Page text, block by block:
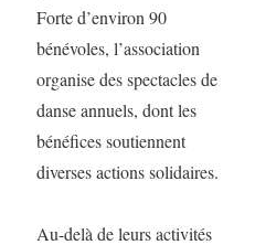
Forte d’environ 90
bénévoles, l’association
organise des spectacles de
danse annuels, dont les
bénéfices soutiennent
diverses actions solidaires.
Au-delà de leurs activités